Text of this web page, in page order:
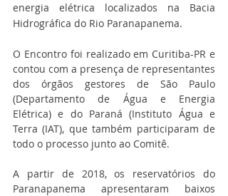
energia elétrica localizados na Bacia
Hidrográfica do Rio Paranapanema.
O Encontro foi realizado em Curitiba-PR e
contou com a presença de representantes
dos órgãos gestores de São Paulo
(Departamento de Água e Energia
Elétrica) e do Paraná (Instituto Água e
Terra (IAT), que também participaram de
todo o processo junto ao Comitê.
A partir de 2018, os reservatórios do
Paranapanema apresentaram baixos